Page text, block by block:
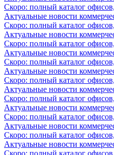
Скоро: полный каталог
Актуальные новости
Скоро: полный каталог
Актуальные новости
Скоро: полный каталог
Актуальные новости
Скоро: полный каталог
Актуальные новости
Скоро: полный каталог
Актуальные новости
Скоро: полный каталог
Актуальные новости
Скоро: полный каталог
Актуальные новости
Скоро: полный каталог
Актуальные новости
Скоро: полный каталог